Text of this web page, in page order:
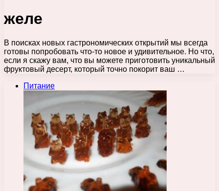
желе
В поисках новых гастрономических открытий мы всегда
готовы попробовать что-то новое и удивительное. Но что,
если я скажу вам, что вы можете приготовить уникальный
фруктовый десерт, который точно покорит ваш …
Питание